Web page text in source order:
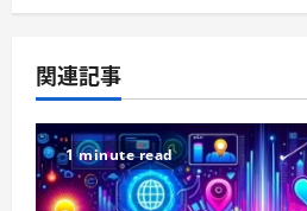
関連記事
1 minute read